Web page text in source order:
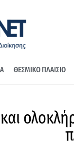
ΘΕΣΜΙΚΟ ΠΛΑΙΣΙΟ